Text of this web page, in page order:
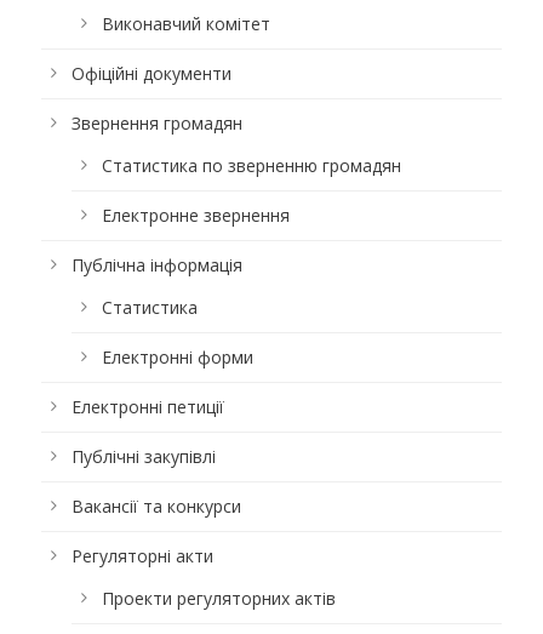
Виконавчий комітет
Офіційні документи
Звернення громадян
Статистика по зверненню громадян
Електронне звернення
Публічна інформація
Статистика
Електронні форми
Електронні петиції
Публічні закупівлі
Вакансії та конкурси
Регуляторні акти
Проекти регуляторних актів